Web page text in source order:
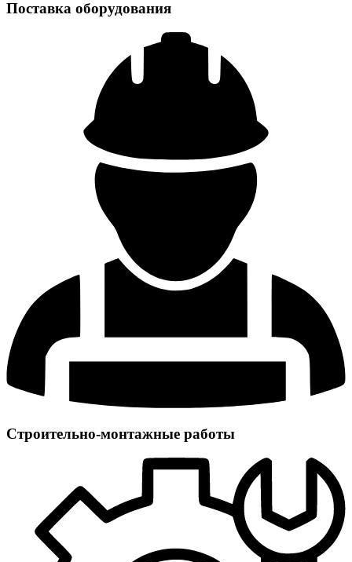
Поставка оборудования
Строительно-монтажные работы